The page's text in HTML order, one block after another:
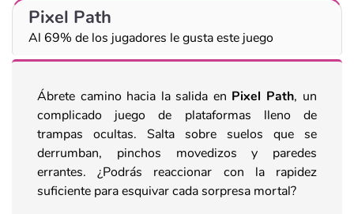
Pixel Path
Al 69% de los jugadores le gusta este juego
Ábrete camino hacia la salida en Pixel Path, un
complicado juego de plataformas lleno de
trampas ocultas. Salta sobre suelos que se
derrumban, pinchos movedizos y paredes
errantes. ¿Podrás reaccionar con la rapidez
suficiente para esquivar cada sorpresa mortal?